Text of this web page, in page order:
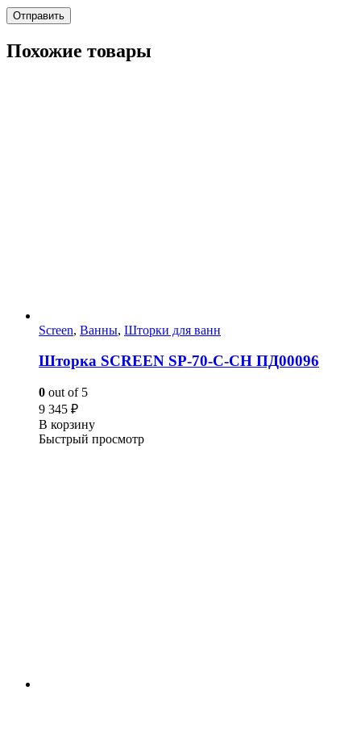
Похожие товары
Screen, Ванны, Шторки для ванн
Шторка SCREEN SP-70-С-CH ПД00096
0 out of 5
9 345 ₽
В корзину
Быстрый просмотр